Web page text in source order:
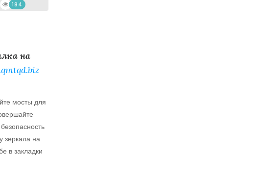
184
на
мосты для
зеркала на
в закладки